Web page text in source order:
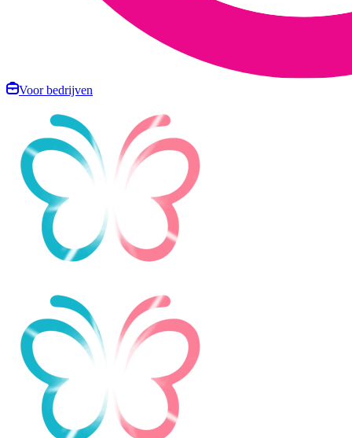
Voor bedrijven